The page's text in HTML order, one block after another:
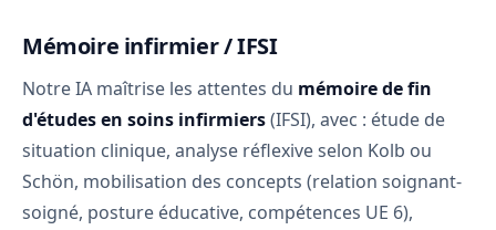
Mémoire infirmier / IFSI
Notre IA maîtrise les attentes du mémoire de fin
d'études en soins infirmiers(IFSI), avec : étude de
situation clinique, analyse réflexive selon Kolb ou
Schön, mobilisation des concepts (relation soignant-
soigné, posture éducative, compétences UE 6),